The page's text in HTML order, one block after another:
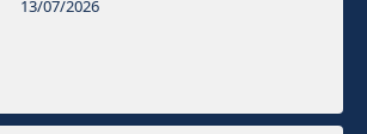
13/07/2026